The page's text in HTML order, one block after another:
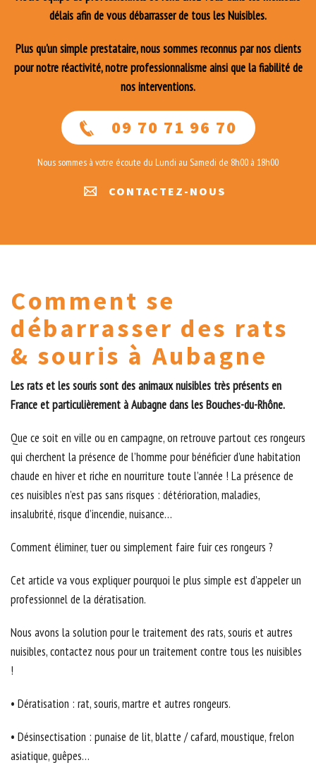
délais afin de vous débarrasser de tous les Nuisibles.
Plus qu'un simple prestataire, nous sommes reconnus par nos clients
pour notre réactivité, notre professionnalisme ainsi que la fiabilité de
nos interventions.
09 70 71 96 70
Nous sommes à votre écoute du Lundi au Samedi de 8h00 à 18h00
CONTACTEZ-NOUS
Comment se
débarrasser des rats
& souris à Aubagne
Les rats et les souris sont des animaux nuisibles très présents en
France et particulièrement à Aubagne dans les Bouches-du-Rhône.
Que ce soit en ville ou en campagne, on retrouve partout ces rongeurs
qui cherchent la présence de l’homme pour bénéficier d’une habitation
chaude en hiver et riche en nourriture toute l’année ! La présence de
ces nuisibles n’est pas sans risques : détérioration, maladies,
insalubrité, risque d’incendie, nuisance…
Comment éliminer, tuer ou simplement faire fuir ces rongeurs ?
Cet article va vous expliquer pourquoi le plus simple est d’appeler un
professionnel de la dératisation.
Nous avons la solution pour le traitement des rats, souris et autres
nuisibles, contactez nous pour un traitement contre tous les nuisibles
!
• Dératisation : rat, souris, martre et autres rongeurs.
• Désinsectisation : punaise de lit, blatte / cafard, moustique, frelon
asiatique, guêpes…